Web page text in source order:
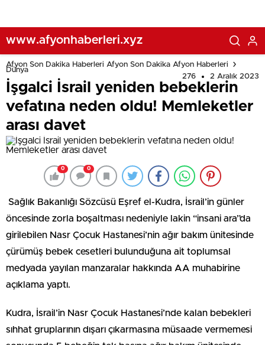
www.afyonhaberleri.xyz
Afyon Son Dakika Haberleri Afyon Son Dakika Afyon Haberleri
Dünya
276
2 Aralık 2023
İşgalci İsrail yeniden bebeklerin
vefatına neden oldu! Memleketler
arası davet
0 0
Sağlık Bakanlığı Sözcüsü Eşref el-Kudra, İsrail’in günler
öncesinde zorla boşaltması nedeniyle lakin “insani ara”da
girilebilen Nasr Çocuk Hastanesi’nin ağır bakım ünitesinde
çürümüş bebek cesetleri bulunduğuna ait toplumsal
medyada yayılan manzaralar hakkında AA muhabirine
açıklama yaptı.
Kudra, İsrail’in Nasr Çocuk Hastanesi’nde kalan bebekleri
sıhhat gruplarının dışarı çıkarmasına müsaade vermemesi